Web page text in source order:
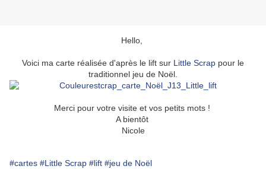
Hello,
Voici ma carte réalisée d'après le lift sur Little Scrap pour le
traditionnel jeu de Noël.
Merci pour votre visite et vos petits mots !
A bientôt
Nicole
#cartes #Little Scrap #lift #jeu de Noël